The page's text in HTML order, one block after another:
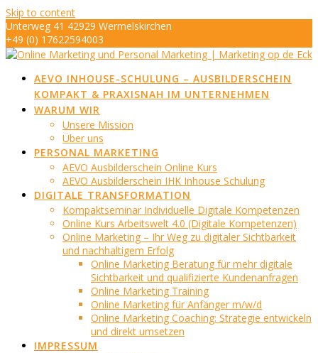
Skip to content
Unterweg 41 42929 Wermelskirchen
+49 (0) 17622594003
info@marketing-op-de-eck.de
AEVO INHOUSE-SCHULUNG – AUSBILDERSCHEIN
KOMPAKT & PRAXISNAH IM UNTERNEHMEN
WARUM WIR
Unsere Mission
Über uns
PERSONAL MARKETING
AEVO Ausbilderschein Online Kurs
AEVO Ausbilderschein IHK Inhouse Schulung
DIGITALE TRANSFORMATION
Kompaktseminar Individuelle Digitale Kompetenzen
Online Kurs Arbeitswelt 4.0 (Digitale Kompetenzen)
Online Marketing – Ihr Weg zu digitaler Sichtbarkeit
und nachhaltigem Erfolg
Online Marketing Beratung für mehr digitale
Sichtbarkeit und qualifizierte Kundenanfragen
Online Marketing Training
Online Marketing für Anfänger m/w/d
Online Marketing Coaching: Strategie entwickeln
und direkt umsetzen
IMPRESSUM